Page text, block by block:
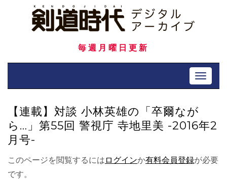
毎週月曜日更新
Toggle
【連載】対談 小林英雄の「卒爾なが
ら…」第55回 警視庁 寺地里美 -2016年2
月号-
このページを閲覧するには ログインか有料会員登録が必要
です。